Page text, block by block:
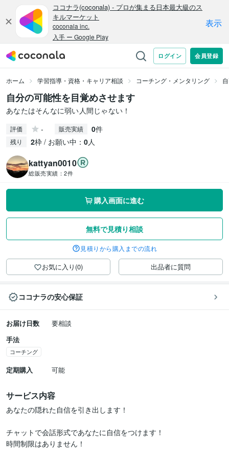
ホーム 学習指導・資格・キャリア相談 コーチング・メンタリング
自分の可能性を目覚めさせます
あなたはそんなに弱い人間じゃない！
評価 - 販売実績 0件
残り 2枠 / お願い中： 0人
kattyan0010
総販売実績： 2件
購入画面に進む
無料で見積り相談
見積りから購入までの流れ
お気に入り(0) 出品者に質問
ココナラの安心保証
お届け日数
要相談
手法
コーチング
定期購入 可能
サービス内容
あなたの隠れた自信を引き出します！
チャットで会話形式であなたに自信をつけます！
時間制限はありません！